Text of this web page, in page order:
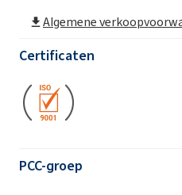
Algemene
Certificaten
PCC-groep
Ekoprodur®
Ekoprodur®